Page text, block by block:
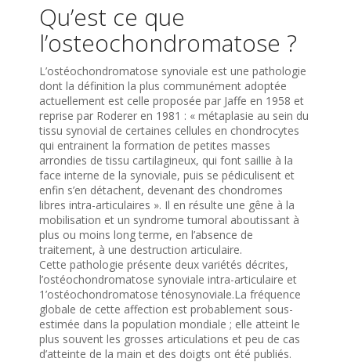
Qu’est ce que
l’osteochondromatose ?
L’ostéochondromatose synoviale est une pathologie
dont la définition la plus communément adoptée
actuellement est celle proposée par Jaffe en 1958 et
reprise par Roderer en 1981 : « métaplasie au sein du
tissu synovial de certaines cellules en chondrocytes
qui entrainent la formation de petites masses
arrondies de tissu cartilagineux, qui font saillie à la
face interne de la synoviale, puis se pédiculisent et
enfin s’en détachent, devenant des chondromes
libres intra-articulaires ». Il en résulte une gêne à la
mobilisation et un syndrome tumoral aboutissant à
plus ou moins long terme, en l’absence de
traitement, à une destruction articulaire.
Cette pathologie présente deux variétés décrites,
l’ostéochondromatose synoviale intra-articulaire et
1’ostéochondromatose ténosynoviale.La fréquence
globale de cette affection est probablement sous-
estimée dans la population mondiale ; elle atteint le
plus souvent les grosses articulations et peu de cas
d’atteinte de la main et des doigts ont été publiés.